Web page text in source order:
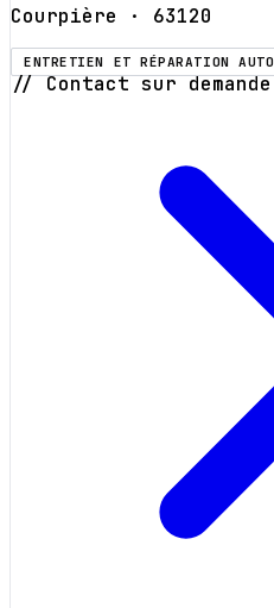
Courpière · 63120
ENTRETIEN ET RÉPARATION AUTO
// Contact sur demande